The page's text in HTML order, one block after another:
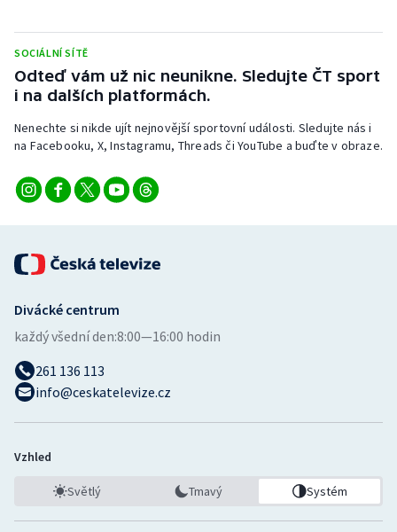
SOCIÁLNÍ SÍTĚ
Odteď vám už nic neunikne. Sledujte ČT sport
i na dalších platformách.
Nenechte si nikde ujít nejnovější sportovní události. Sledujte nás i
na Facebooku, X, Instagramu, Threads či YouTube a buďte v obraze.
Divácké centrum
každý všední den:8:00—16:00 hodin
261 136 113
info@ceskatelevize.cz
Vzhled
Světlý Tmavý Systém